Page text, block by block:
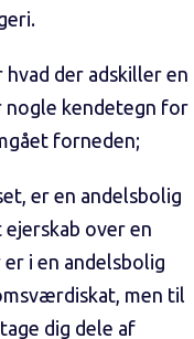
der adskiller en
nogle kendetegn for
forneden;
er en andelsbolig
over en
i en andelsbolig
men til
dig dele af